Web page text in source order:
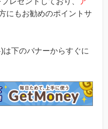
にもお勧めのポイントサ
は下のバナーからすぐに